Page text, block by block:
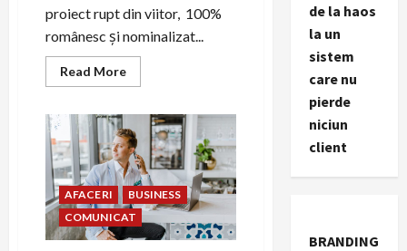
proiect rupt din viitor, 100%
românesc și nominalizat...
Read MoreRead
more
Gardens
-
Parcul
tematic
din
Pădurea
Dumbrava
din
Sibiu,
un
AFACERI
BUSINESS
COMUNICAT
de la haos
la un
sistem
care nu
pierde
niciun
client
BRANDING